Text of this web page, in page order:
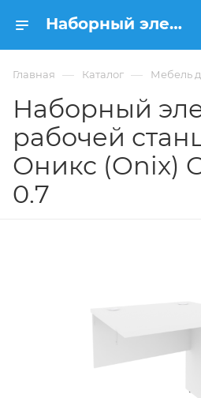
Наборный элемент рабочей станции Оникс (Onix) O.1.NRS-0.7 из ЛДСП купить в Москве, цена 7 889 ₽ - интернет-магазин ФРАНКОМ
Главная — Каталог — Мебель
Наборный
рабочей
Оникс (Onix)
0.7